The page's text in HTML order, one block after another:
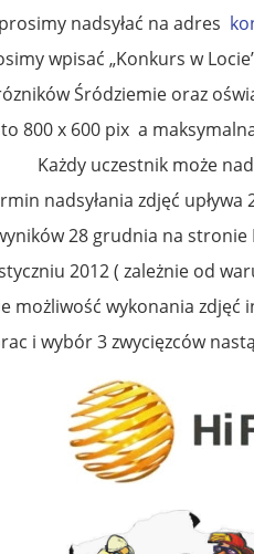
nadsyłać na adres
wpisać „Konkurs w
Śródziemie oraz
800 x 600 pix a
Każdy uczestnik może
nadsyłania zdjęć upływa
28 grudnia na
2012 ( zależnie od
możliwość wykonania zdjęć
i wybór 3 zwycięzców